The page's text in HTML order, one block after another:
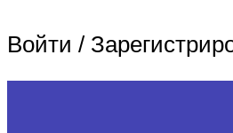
Войти /